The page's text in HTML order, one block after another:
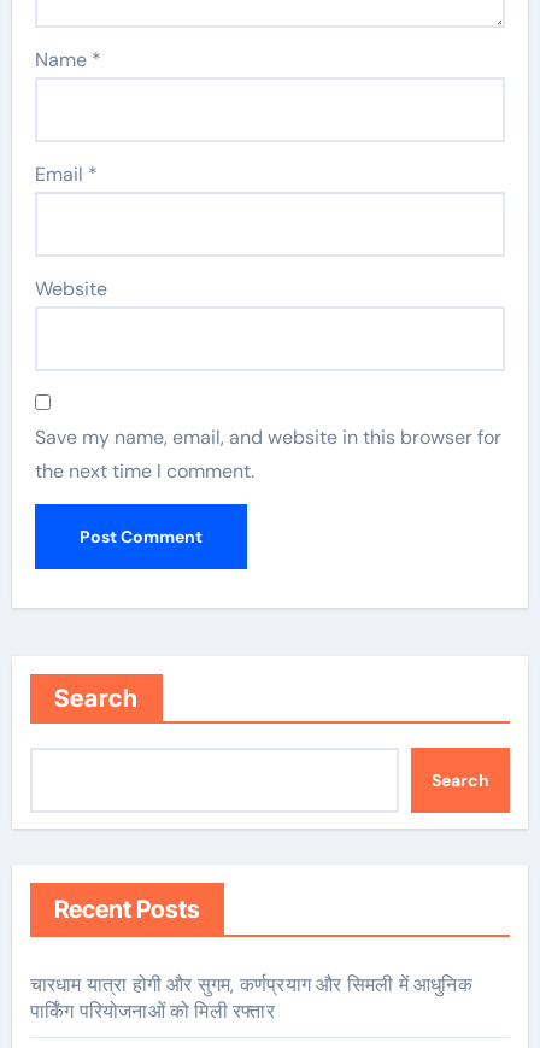
Name *
Email *
Website
Save my name, email, and website in this browser for
the next time I comment.
Search
Search
Recent Posts
चारधाम यात्रा होगी और सुगम, कर्णप्रयाग और सिमली में आधुनिक
पार्किंग परियोजनाओं को मिली रफ्तार